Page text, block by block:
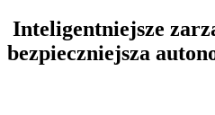
Inteligentniejsze
bezpieczniejsza